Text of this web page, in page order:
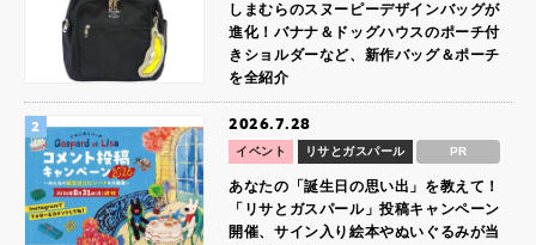
しまむらのスヌーピーデザインバッグが
進化！バナナ＆ドッグハウスのポーチ付
きショルダーなど、新作バッグ＆ポーチ
を全紹介
2026.7.28
イベント リサとガスパール PR
あなたの「誕生日の思い出」を教えて！
「リサとガスパール」投稿キャンペーン
開催、サイン入り絵本やぬいぐるみが当